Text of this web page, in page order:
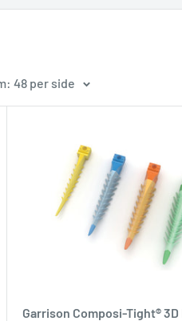
48 per side
Garrison Composi-Tight® 3D